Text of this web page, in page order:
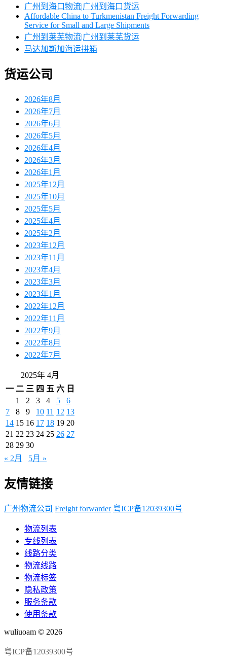
广州到海口物流|广州到海口货运
Affordable China to Turkmenistan Freight Forwarding
Service for Small and Large Shipments
广州到莱芜物流|广州到莱芜货运
马达加斯加海运拼箱
货运公司
2026年8月
2026年7月
2026年6月
2026年5月
2026年4月
2026年3月
2026年1月
2025年12月
2025年10月
2025年5月
2025年4月
2025年2月
2023年12月
2023年11月
2023年4月
2023年3月
2023年1月
2022年12月
2022年11月
2022年9月
2022年8月
2022年7月
2025年 4月
一 二 三 四 五 六 日
1
2 3 4 5
6
7
8 9 10 11 12 13
14 15 16 17 18 19 20
21 22 23 24 25 26 27
28 29 30
« 2月
5月 »
友情链接
广州物流公司 Freight forwarder 粤ICP备12039300号
物流列表
专线列表
线路分类
物流线路
物流标签
隐私政策
服务条款
使用条款
wuliuoam © 2026
粤ICP备12039300号